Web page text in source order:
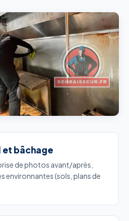
et bâchage
de photos avant/après,
environnantes (sols, plans de